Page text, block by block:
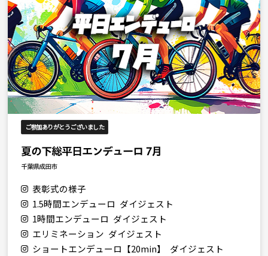
ご参加ありがとうございました
夏の下総平日エンデューロ 7月
千葉県成田市
表彰式の様子
1.5時間エンデューロ ダイジェスト
1時間エンデューロ ダイジェスト
エリミネーション ダイジェスト
ショートエンデューロ【20min】 ダイジェスト